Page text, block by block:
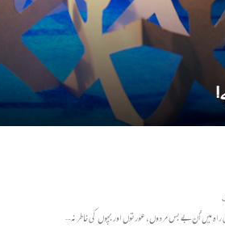
راہ میں اُن بے بس مردوں، عورتوں اور بچوں کی خاطر نہ…